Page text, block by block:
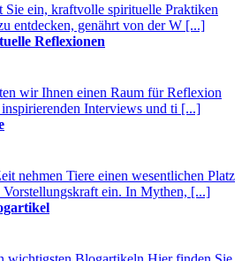
Sie ein, kraftvolle spirituelle Praktiken
entdecken, genährt von der W [...]
Reflexionen
wir Ihnen einen Raum für Reflexion
Interviews und ti [...]
nehmen Tiere einen wesentlichen Platz
Vorstellungskraft ein. In Mythen, [...]